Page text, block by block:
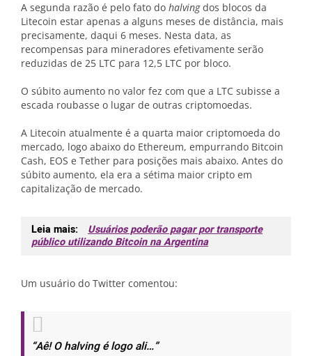
A segunda razão é pelo fato do halvingdos blocos da
Litecoin estar apenas a alguns meses de distância, mais
precisamente, daqui 6 meses. Nesta data, as
recompensas para mineradores efetivamente serão
reduzidas de 25 LTC para 12,5 LTC por bloco.
O súbito aumento no valor fez com que a LTC subisse a
escada roubasse o lugar de outras criptomoedas.
A Litecoin atualmente é a quarta maior criptomoeda do
mercado, logo abaixo do Ethereum, empurrando Bitcoin
Cash, EOS e Tether para posições mais abaixo. Antes do
súbito aumento, ela era a sétima maior cripto em
capitalização de mercado.
Leia mais:
Usuários poderão pagar por transporte
público utilizando Bitcoin na Argentina
Um usuário do Twitter comentou:
“Aê! O halving é logo ali…”